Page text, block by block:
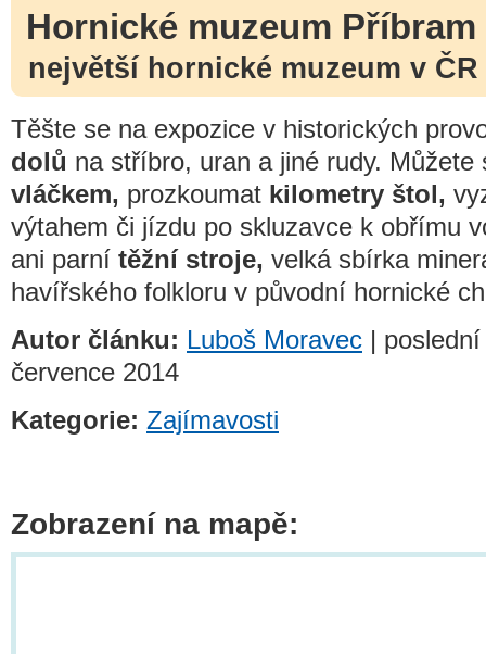
Hornické muzeum Příbram
největší hornické muzeum v ČR
Těšte se na expozice v historických
dolů na stříbro, uran a jiné rudy.
vláčkem, prozkoumat kilometry štol,
výtahem či jízdu po skluzavce k obřímu
ani parní těžní stroje, velká sbírka
havířského folkloru v původní hornické
Autor článku: Luboš Moravec |
července 2014
Kategorie: Zajímavosti
Zobrazení na mapě: